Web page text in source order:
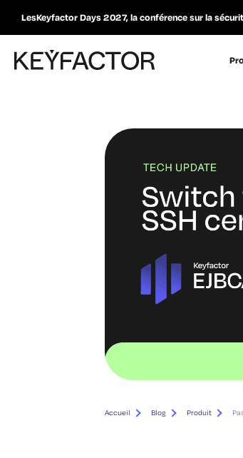
LesKeyfactor Days 2027, la conférence sur la
Accueil Blog Produit